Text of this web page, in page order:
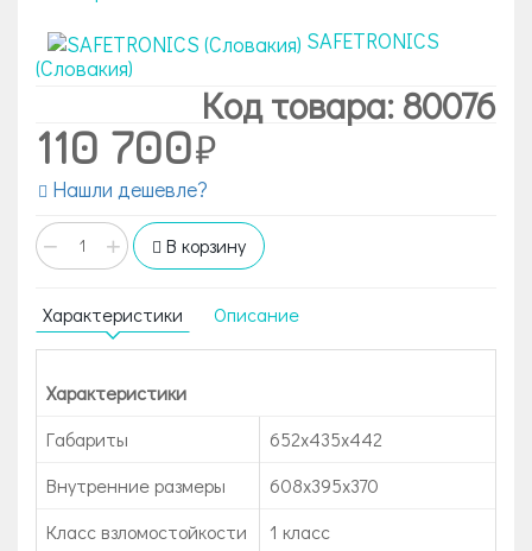
SAFETRONICS
(Словакия)
Код товара: 80076
110 700
Нашли дешевле?
− + В корзину
Характеристики Описание
Характеристики
Габариты
652x435x442
Внутренние размеры
608х395х370
Класс взломостойкости
1 класс